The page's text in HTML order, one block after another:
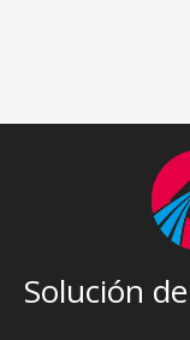
Solución